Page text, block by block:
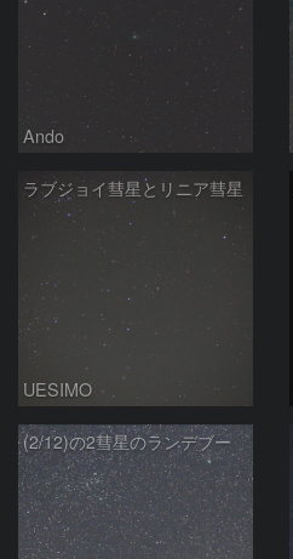
Ando
ラブジョイ彗星とリニア彗星
UESIMO
(2/12)の2彗星のランデブー